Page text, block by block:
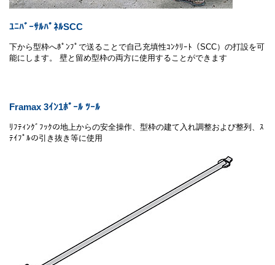
ﾕﾆﾊﾞｰｻﾙﾊﾟﾈﾙSCC
下から型枠へﾎﾟﾝﾌﾟで送ることで自己充填性ｺﾝｸﾘｰﾄ（SCC）の打設を可
能にします。 壁と留め型枠の両方に使用することができます
Framax 3ｲﾝ1ﾎﾟｰﾙ ﾂｰﾙ
ﾘﾌﾃｨﾝｸﾞﾌｯｸの地上からの安全操作、型枠の建て入れ調整および整列、ｽ
ﾃｲﾌﾟﾙの引き抜き等に使用